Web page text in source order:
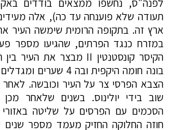
לפנה"ס, נחשפו ממצאים בודדים
תעודה שלא פוענחה עד כה), אלה
ארץ זה. בתקופה הרומית שימשה העיר
במזרח כנגד הפרתים, שהגיעו מספר
שוב בידי יולינוס. בשנים שלאחר
הסכמים עם הפרסים על שליטה באזורי